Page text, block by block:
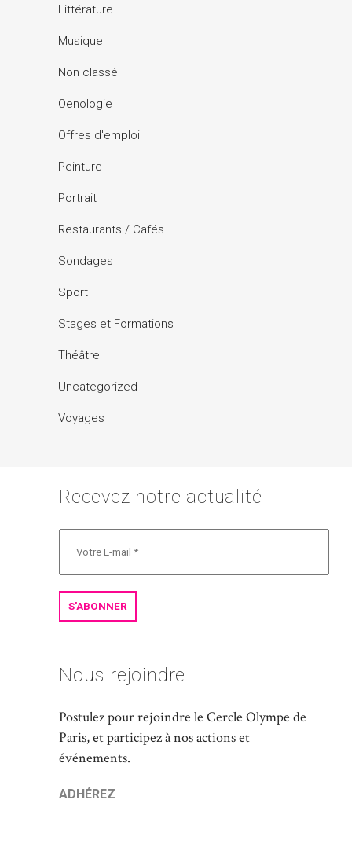
Littérature
Musique
Non classé
Oenologie
Offres d'emploi
Peinture
Portrait
Restaurants / Cafés
Sondages
Sport
Stages et Formations
Théâtre
Uncategorized
Voyages
Recevez notre actualité
Nous rejoindre
Postulez pour rejoindre le Cercle Olympe de
Paris, et participez à nos actions et
événements.
ADHÉREZ